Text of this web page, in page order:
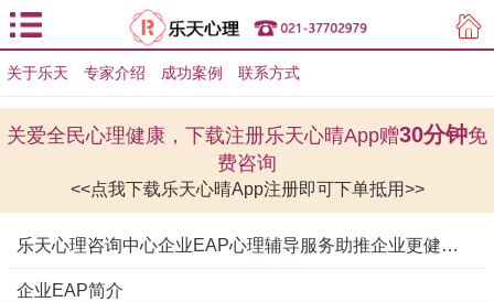
用户登录
关于乐天 专家介绍 成功案例 联系方式
关爱全民心理健康，下载注册乐天心晴App赠30分钟免
费咨询
<<点我下载乐天心晴App注册即可下单抵用>>
乐天心理咨询中心企业EAP心理辅导服务助推企业更健康发展
企业EAP简介